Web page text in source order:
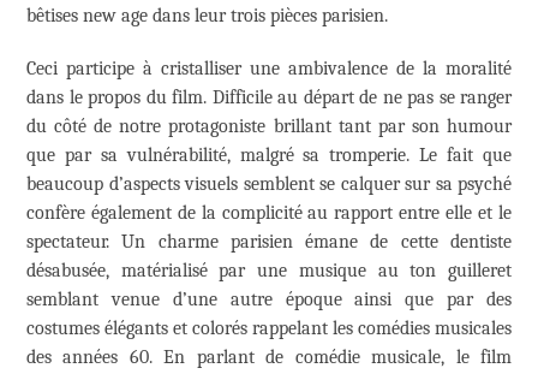
bêtises new age dans leur trois pièces parisien.
Ceci participe à cristalliser une ambivalence de la moralité
dans le propos du film. Difficile au départ de ne pas se ranger
du côté de notre protagoniste brillant tant par son humour
que par sa vulnérabilité, malgré sa tromperie. Le fait que
beaucoup d’aspects visuels semblent se calquer sur sa psyché
confère également de la complicité au rapport entre elle et le
spectateur. Un charme parisien émane de cette dentiste
désabusée, matérialisé par une musique au ton guilleret
semblant venue d’une autre époque ainsi que par des
costumes élégants et colorés rappelant les comédies musicales
des années 60. En parlant de comédie musicale, le film